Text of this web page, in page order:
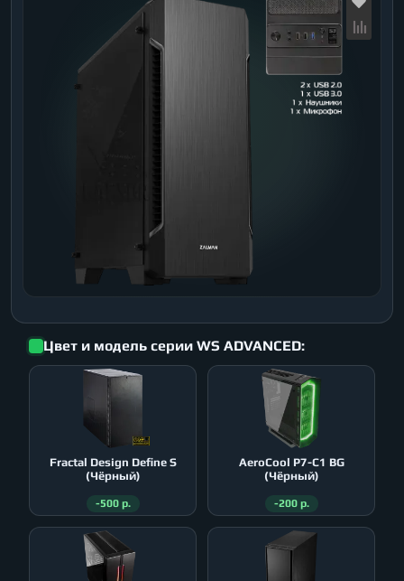
Цвет и модель серии WS ADVANCED:
Fractal Design Define S
(Чёрный)
-500 р.
AeroСool P7-C1 BG
(Чёрный)
-200 р.